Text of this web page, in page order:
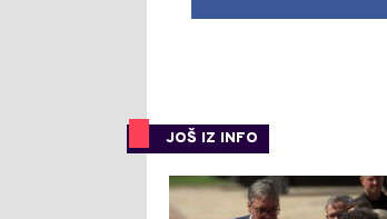
JOŠ IZ INFO